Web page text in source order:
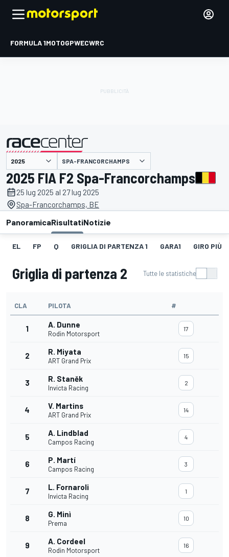
FORMULA 1MOTOGPWECWRC
presentato da SPA-FRANCORCHAMPS
2025 FIA F2 Spa-Francorchamps
25 lug 2025 al 27 lug 2025
Spa-Francorchamps, BE
PanoramicaRisultatiNotizie
EL FP Q GRIGLIA DI PARTENZA 1 GARA1 GIRO PIÙ
Griglia di partenza 2 Tutte le statistiche
CLA PILOTA #
1 A. Dunne
Rodin Motorsport
17
2 R. Miyata
ART Grand Prix
15
3 R. Staněk
Invicta Racing
2
4 V. Martins
ART Grand Prix
14
5 A. Lindblad
Campos Racing
4
6 P. Martí
Campos Racing
3
7 L. Fornaroli
Invicta Racing
1
8 G. Minì
Prema
10
9 A. Cordeel
Rodin Motorsport
16